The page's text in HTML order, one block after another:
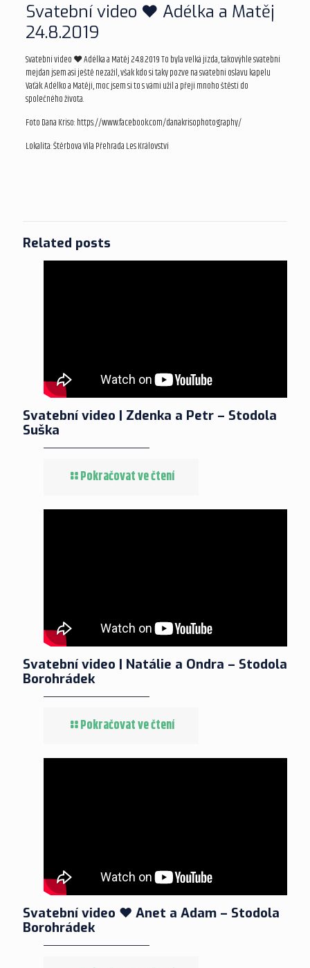
Svatební video ❤ Adélka a Matěj
24.8.2019
Svatební video ❤ Adélka a Matěj 24.8.2019 To byla velká jízda, takovýhle svatební
mejdan jsem asi ještě nezažil, však kdo si taky pozve na svatební oslavu kapelu
Vaťák. Adélko a Matěji, moc jsem si to s vámi užil a přeji mnoho štěstí do
společného života.
Foto Dana Kriso: https://www.facebook.com/danakrisophotography/
Lokalita: Štěrbova Vila Přehrada Les Království
Related posts
Svatební video | Zdenka a Petr – Stodola
Suška
Pokračovat ve čtení
Svatební video | Natálie a Ondra – Stodola
Borohrádek
Pokračovat ve čtení
Svatební video ❤ Anet a Adam – Stodola
Borohrádek